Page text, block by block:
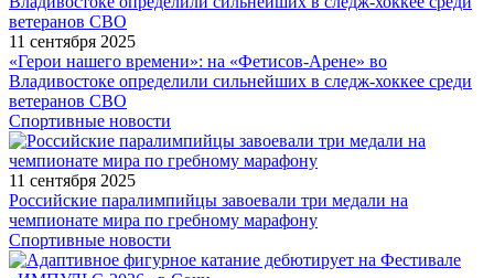
11 сентября 2025
«Герои нашего времени»: на «Фетисов-Арене» во
Владивостоке определили сильнейших в следж-хоккее среди
ветеранов СВО
Спортивные новости
11 сентября 2025
Российские паралимпийцы завоевали три медали на
чемпионате мира по гребному марафону
Спортивные новости